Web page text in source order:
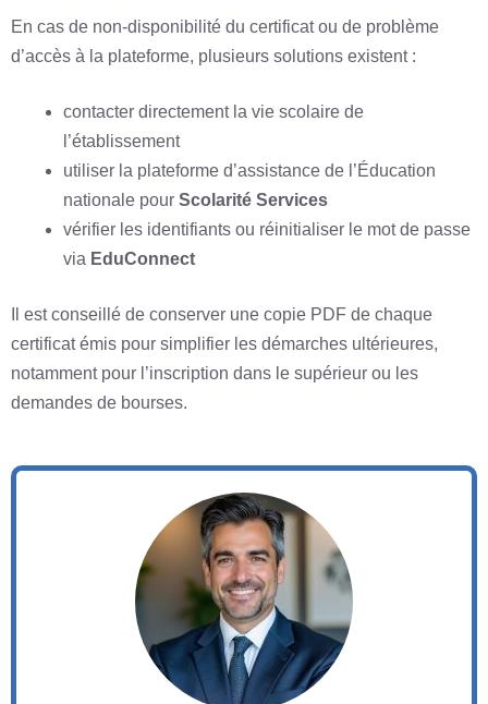
En cas de non-disponibilité du certificat ou de problème
d’accès à la plateforme, plusieurs solutions existent :
contacter directement la vie scolaire de
l’établissement
utiliser la plateforme d’assistance de l’Éducation
nationale pour Scolarité Services
vérifier les identifiants ou réinitialiser le mot de passe
via EduConnect
Il est conseillé de conserver une copie PDF de chaque
certificat émis pour simplifier les démarches ultérieures,
notamment pour l’inscription dans le supérieur ou les
demandes de bourses.